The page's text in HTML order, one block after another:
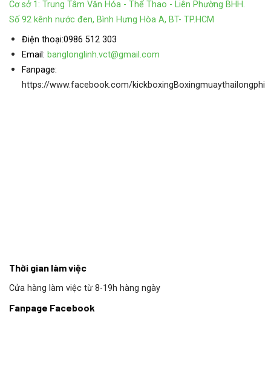
Cơ sở 1: Trung Tâm Văn Hóa - Thể Thao - Liên Phường BHH.
Số 92 kênh nước đen, Bình Hưng Hòa A, BT- TP.HCM
Điện thoại:0986 512 303
Email: banglonglinh.vct@gmail.com
Fanpage:
https://www.facebook.com/kickboxingBoxingmuaythailongphi
Thời gian làm việc
Cửa hàng làm việc từ 8-19h hàng ngày
Fanpage Facebook